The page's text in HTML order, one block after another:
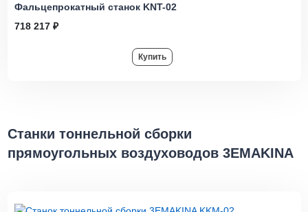
Фальцепрокатный станок KNT-02
718 217 ₽
Купить
Станки тоннельной сборки
прямоугольных воздуховодов 3EMAKINA